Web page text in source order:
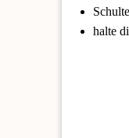
halte